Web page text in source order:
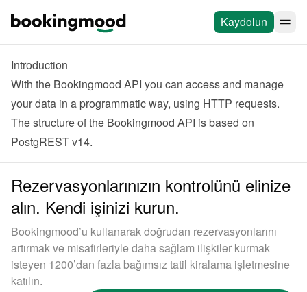
Kaydolun
Introduction
With the Bookingmood API you can access and manage
your data in a programmatic way, using HTTP requests.
PostgREST v14.
Rezervasyonlarınızın kontrolünü elinize
alın. Kendi işinizi kurun.
Bookingmood’u kullanarak doğrudan rezervasyonlarını
artırmak ve misafirleriyle daha sağlam ilişkiler kurmak
isteyen 1200’dan fazla bağımsız tatil kiralama işletmesine
katılın.